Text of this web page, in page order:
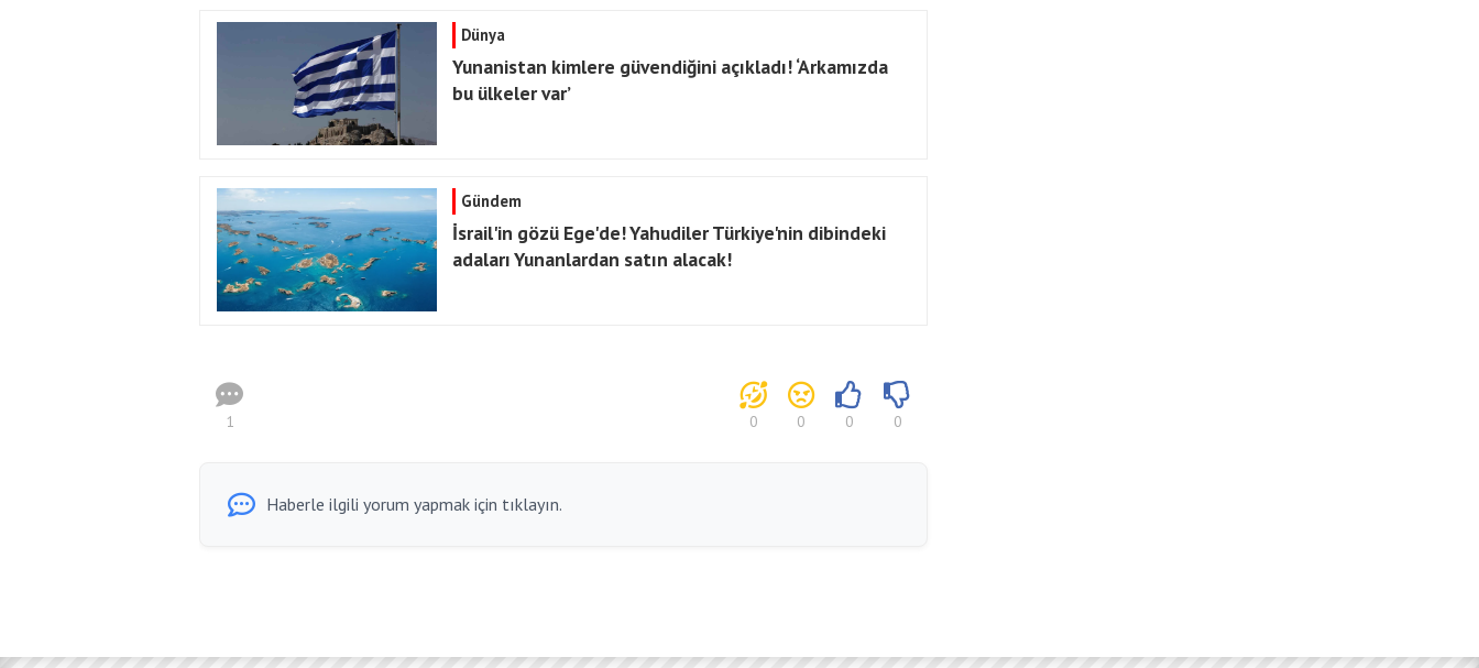
Dünya
Yunanistan kimlere güvendiğini açıkladı! ‘Arkamızda
bu ülkeler var’
Gündem
İsrail'in gözü Ege'de! Yahudiler Türkiye'nin dibindeki
adaları Yunanlardan satın alacak!
1 0 0 0 0
Haberle ilgili yorum yapmak için tıklayın.